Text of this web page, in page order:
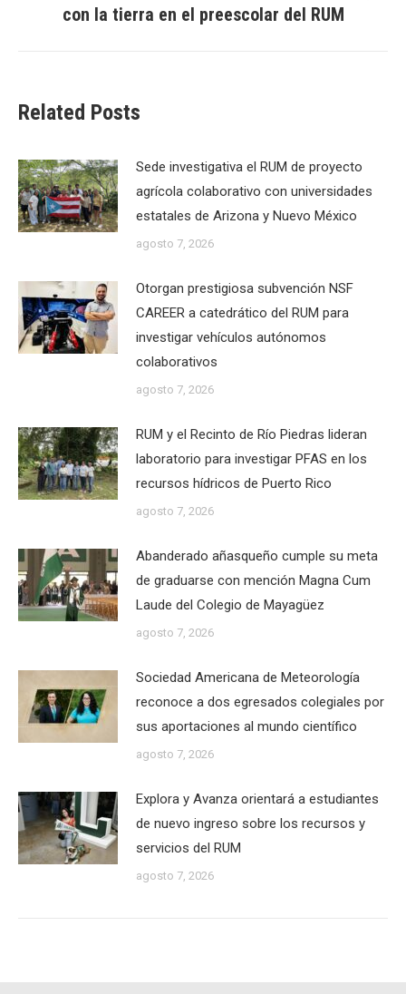
post:
con la tierra en el preescolar del RUM
Related Posts
Sede investigativa el RUM de proyecto
agrícola colaborativo con universidades
estatales de Arizona y Nuevo México
agosto 7, 2026
Otorgan prestigiosa subvención NSF
CAREER a catedrático del RUM para
investigar vehículos autónomos
colaborativos
agosto 7, 2026
RUM y el Recinto de Río Piedras lideran
laboratorio para investigar PFAS en los
recursos hídricos de Puerto Rico
agosto 7, 2026
Abanderado añasqueño cumple su meta
de graduarse con mención Magna Cum
Laude del Colegio de Mayagüez
agosto 7, 2026
Sociedad Americana de Meteorología
reconoce a dos egresados colegiales por
sus aportaciones al mundo científico
agosto 7, 2026
Explora y Avanza orientará a estudiantes
de nuevo ingreso sobre los recursos y
servicios del RUM
agosto 7, 2026